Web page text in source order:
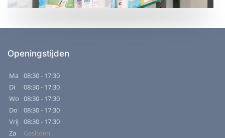
Openingstijden
Ma
08:30 - 17:30
Di
08:30 - 17:30
Wo 08:30 - 17:30
Do
08:30 - 17:30
Vrij
08:30 - 17:30
Za
Gesloten